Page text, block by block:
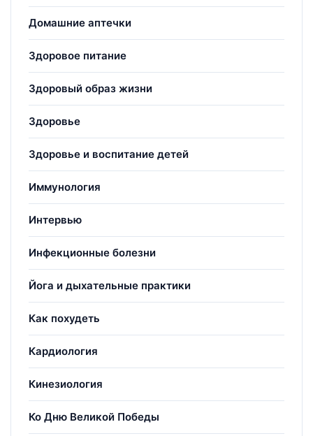
Домашние аптечки
Здоровое питание
Здоровый образ жизни
Здоровье
Здоровье и воспитание детей
Иммунология
Интервью
Инфекционные болезни
Йога и дыхательные практики
Как похудеть
Кардиология
Кинезиология
Ко Дню Великой Победы